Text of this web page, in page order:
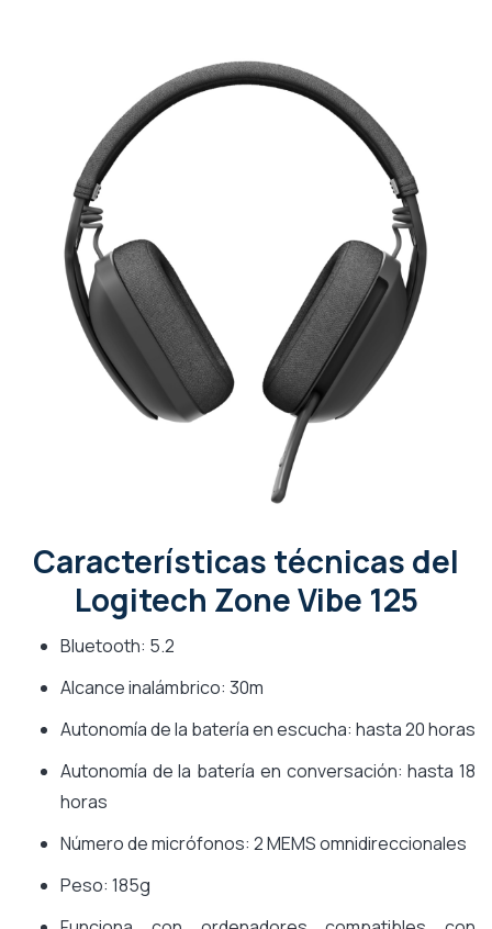
Características técnicas del
Logitech Zone Vibe 125
Bluetooth: 5.2
Alcance inalámbrico: 30m
Autonomía de la batería en escucha: hasta 20 horas
Autonomía de la batería en conversación: hasta 18
horas
Número de micrófonos: 2 MEMS omnidireccionales
Peso: 185g